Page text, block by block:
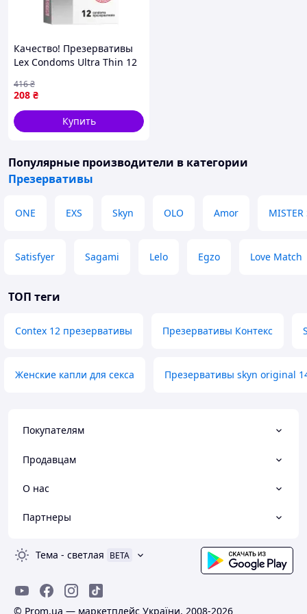
Качество! Презервативы
Lex Condoms Ultra Thin 12
Гарантия! Сервис!
208 ₴
416₴
Купить
Популярные производители в категории
Презервативы
ONE EXS Skyn OLO Amor MISTER
Satisfyer Sagami Lelo Egzo Love Match
ТОП теги
Contex 12 презервативы Презервативы Контекс
Женские капли для секса Презервативы skyn original
Покупателям
Продавцам
О нас
Партнеры
Тема - светлая BETA
© Prom.ua — маркетплейс України, 2008-2026